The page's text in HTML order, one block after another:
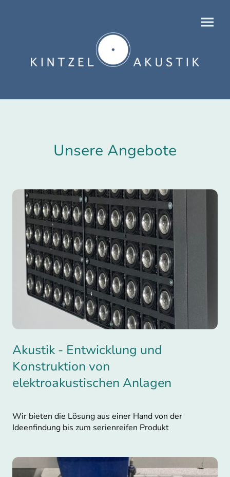
Unsere Angebote
Akustik - Entwicklung und
Konstruktion von
elektroakustischen Anlagen
Wir bieten die Lösung aus einer Hand von der
Ideenfindung bis zum serienreifen Produkt